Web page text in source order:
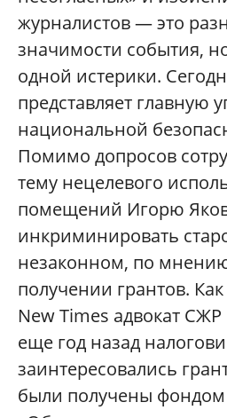
журналистов — это
значимости события,
одной истерики.
представляет главную
национальной
Помимо допросов
тему нецелевого
помещений Игорю
инкриминировать
незаконном, по
получении грантов. Как
New Times адвокат
еще год назад
заинтересовались
были получены